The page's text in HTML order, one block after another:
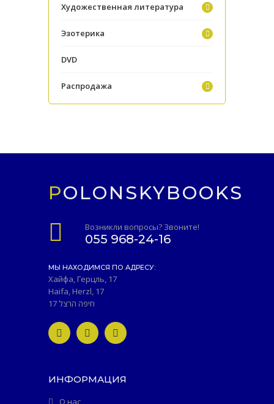
Художественная литература
Эзотерика
DVD
Распродажа
POLONSKYBOOKS
Возникли вопросы? Звоните!
055 968-24-16
МЫ НАХОДИМСЯ ПО АДРЕСУ:
Хайфа, Герцль, 17
Haifa, Herzl, 17
חיפה הרצל 17
ИНФОРМАЦИЯ
О нас